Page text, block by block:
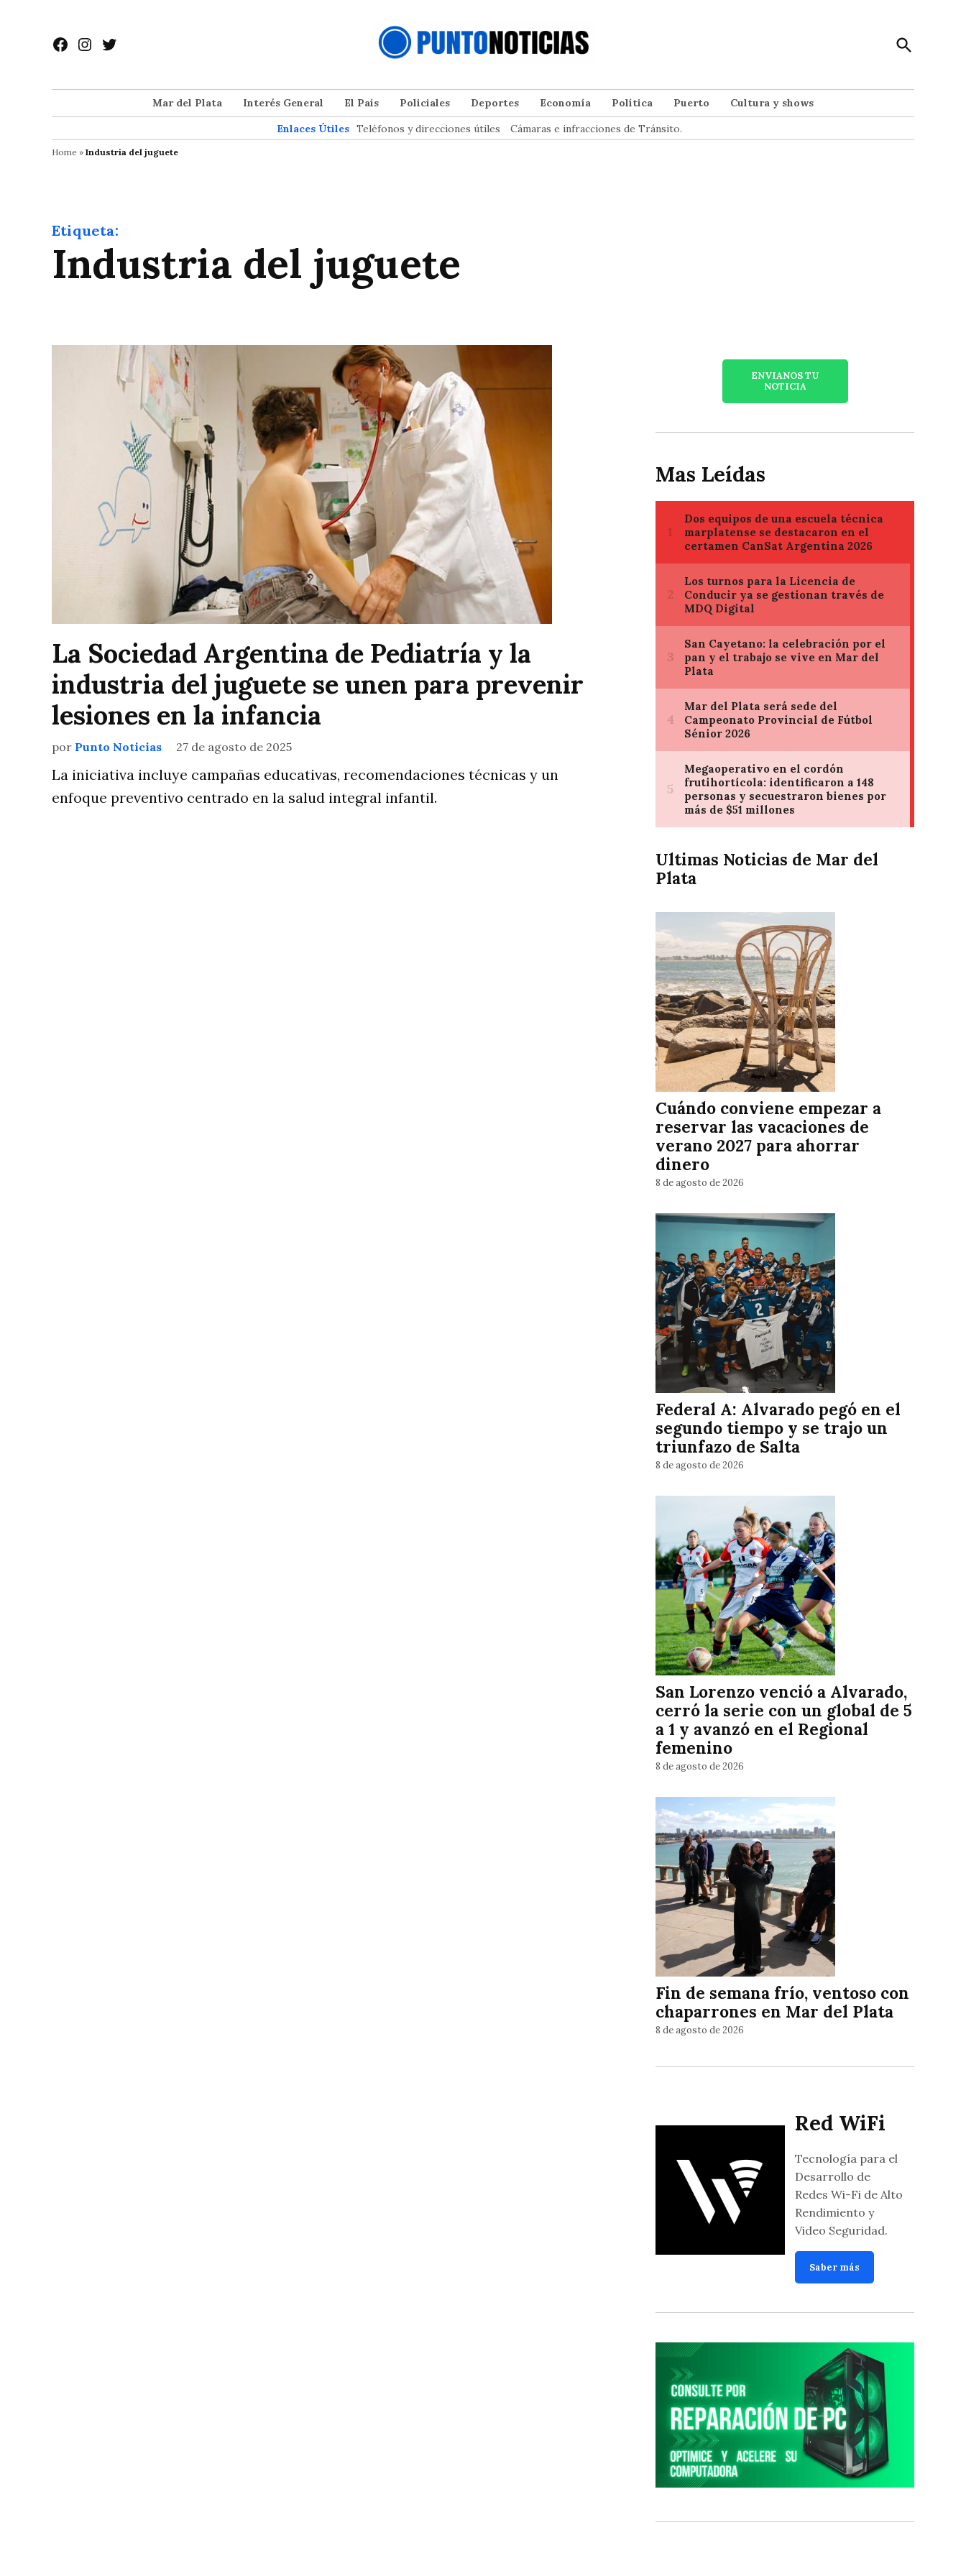
contenido
Facebook
Instagram
Twitter
Open
Search
Mar del Plata Interés General El País Policiales Deportes Economía Política Puerto
Cultura y shows
Enlaces Útiles Teléfonos y direcciones útiles Cámaras e infracciones de Tránsito.
Home » Industria del juguete
Etiqueta:
Industria del juguete
La Sociedad Argentina de Pediatría y la
industria del juguete se unen para prevenir
lesiones en la infancia
por Punto Noticias 27 de agosto de 2025
La iniciativa incluye campañas educativas, recomendaciones técnicas y un
enfoque preventivo centrado en la salud integral infantil.
ENVIANOS TU
NOTICIA
Mas Leídas
Ultimas Noticias de Mar del
Plata
Cuándo conviene empezar a
reservar las vacaciones de
verano 2027 para ahorrar
dinero
8 de agosto de 2026
Federal A: Alvarado pegó en el
segundo tiempo y se trajo un
triunfazo de Salta
8 de agosto de 2026
San Lorenzo venció a Alvarado,
cerró la serie con un global de 5
a 1 y avanzó en el Regional
femenino
8 de agosto de 2026
Fin de semana frío, ventoso con
chaparrones en Mar del Plata
8 de agosto de 2026
Red WiFi
Tecnología para el
Desarrollo de
Redes Wi-Fi de Alto
Rendimiento y
Video Seguridad.
Saber más